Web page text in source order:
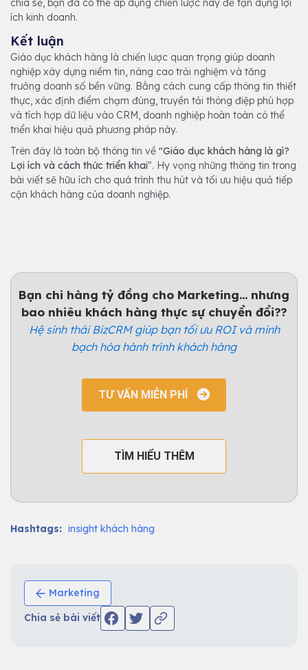
chia sẻ, bạn đã có thể áp dụng chiến lược này để tận dụng lợi
ích kinh doanh.
Kết luận
Giáo dục khách hàng là chiến lược quan trọng giúp doanh
nghiệp xây dựng niềm tin, nâng cao trải nghiệm và tăng
trưởng doanh số bền vững. Bằng cách cung cấp thông tin thiết
thực, xác định điểm chạm đúng, truyền tải thông điệp phù hợp
và tích hợp dữ liệu vào CRM, doanh nghiệp hoàn toàn có thể
triển khai hiệu quả phương pháp này.
Trên đây là toàn bộ thông tin về "Giáo dục khách hàng là gì?
Lợi ích và cách thức triển khai". Hy vọng những thông tin trong
bài viết sẽ hữu ích cho quá trình thu hút và tối ưu hiệu quả tiếp
cận khách hàng của doanh nghiệp.
Bạn chi hàng tỷ đồng cho Marketing... nhưng
bao nhiêu khách hàng thực sự chuyển đổi??
Hệ sinh thái BizCRM giúp bạn tối ưu ROI và minh
bạch hóa hành trình khách hàng
TƯ VẤN MIỄN PHÍ
TÌM HIỂU THÊM
Hashtags: insight khách hàng
Marketing
Chia sẻ bài viết